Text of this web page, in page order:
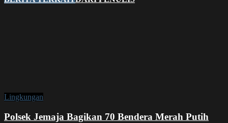
Lingkungan
Polsek Jemaja Bagikan 70 Bendera Merah Putih